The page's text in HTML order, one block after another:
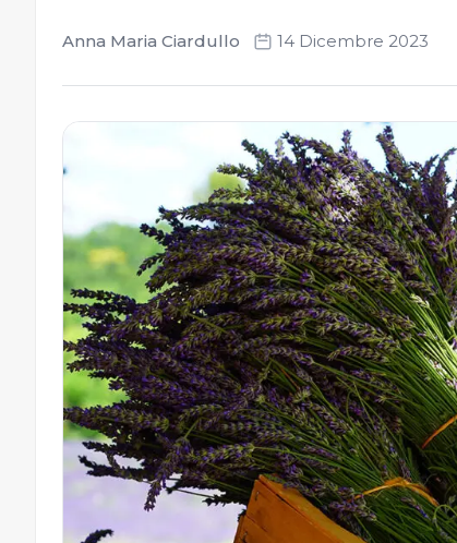
Anna Maria Ciardullo 14 Dicembre 2023